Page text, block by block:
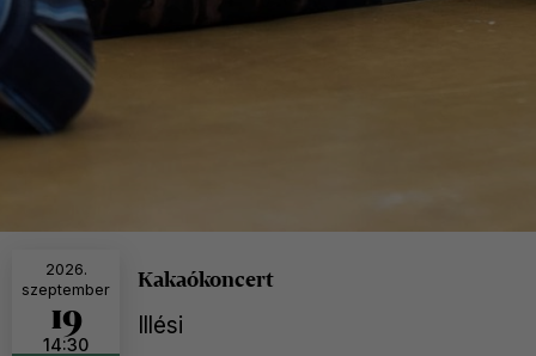
Kakaókoncert
Illési
2026.
szeptember
19
14:30